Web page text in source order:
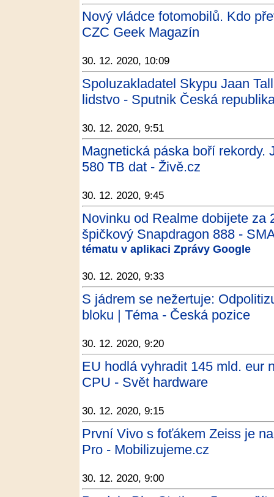
Nový vládce fotomobilů. Kdo
CZC Geek Magazín
30. 12. 2020, 10:09
Spoluzakladatel Skypu Jaan
lidstvo - Sputnik Česká
30. 12. 2020, 9:51
Magnetická páska boří rekordy.
580 TB dat - Živě.cz
30. 12. 2020, 9:45
Novinku od Realme dobijete za
špičkový Snapdragon 888 -
tématu v aplikaci Zprávy Google
30. 12. 2020, 9:33
S jádrem se nežertuje:
bloku | Téma - Česká pozice
30. 12. 2020, 9:20
EU hodlá vyhradit 145 mld. eur
CPU - Svět hardware
30. 12. 2020, 9:15
První Vivo s foťákem Zeiss je
Pro - Mobilizujeme.cz
30. 12. 2020, 9:00